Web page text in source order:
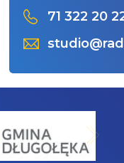
71 322 20